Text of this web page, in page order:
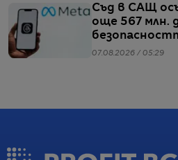
Съд в САЩ
още 567 млн.
07.08.2026 / 05:29